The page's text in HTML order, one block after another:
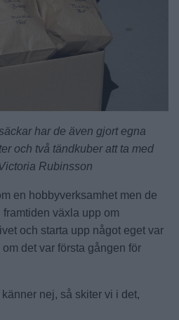
har de även gjort egna
och två tändkuber att ta med
Rubinsson
en hobbyverksamhet men de
växla upp om
och starta upp något eget var
det var första gången för
nej, så skiter vi i det,